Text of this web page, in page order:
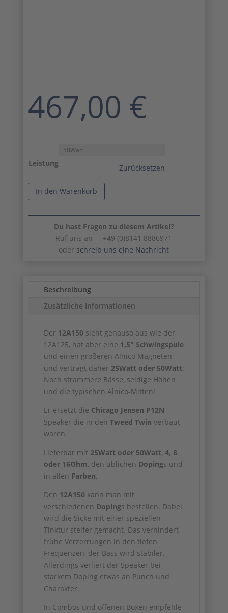
467,00 €
Leistung Zurücksetzen
In den Warenkorb
Du hast Fragen zu diesem Artikel?
Ruf uns an +49 (0)8141 8886971
oder schreib uns eine Nachricht
Beschreibung
Zusätzliche Informationen
Der 12A150 sieht genauso aus wie der
12A125, hat aber eine 1,5" Schwingspule
und einen größeren Alnico Magneten
und verträgt daher 25Watt oder 50Watt:
Noch strammere Bässe, seidige Höhen
und die typischen Alnico-Mitten!
Er ersetzt die Chicago Jensen P12N
Speaker die in den Tweed Twin verbaut
waren.
Lieferbar mit 25Watt oder 50Watt, 4, 8
oder 16Ohm, den üblichen Dopings und
in allen Farben.
Den 12A150 kann man mit
verschiedenen Dopings bestellen. Dabei
wird die Sicke mit einer speziellen
Tinktur steifer gemacht. Das verhindert
frühe Verzerrungen in den tiefen
Frequenzen, der Bass wird stabiler.
Allerdings verliert der Speaker bei
starkem Doping etwas an Punch und
Charakter.
In Combos und offenen Boxen empfehle